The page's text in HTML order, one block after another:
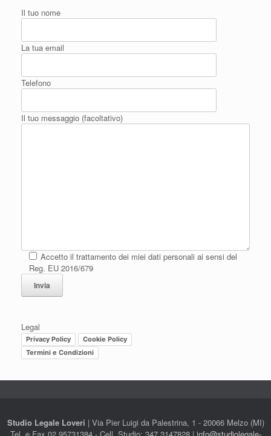
Il tuo nome
La tua email
Telefono
Il tuo messaggio (facoltativo)
Accetto il trattamento dei miei dati personali ai sensi del
Reg. EU 2016/679
Legal
Privacy Policy
Cookie Policy
Termini e Condizioni
Studio Legale Loveri | Via Pier Luigi da Palestrina, 1 - 20066 Melzo (MI)